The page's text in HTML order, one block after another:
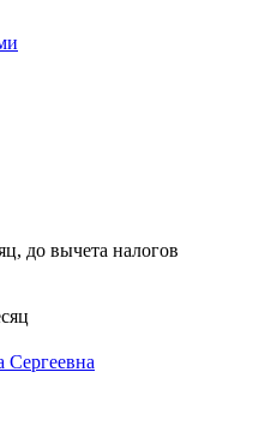
до вычета налогов
Сергеевна